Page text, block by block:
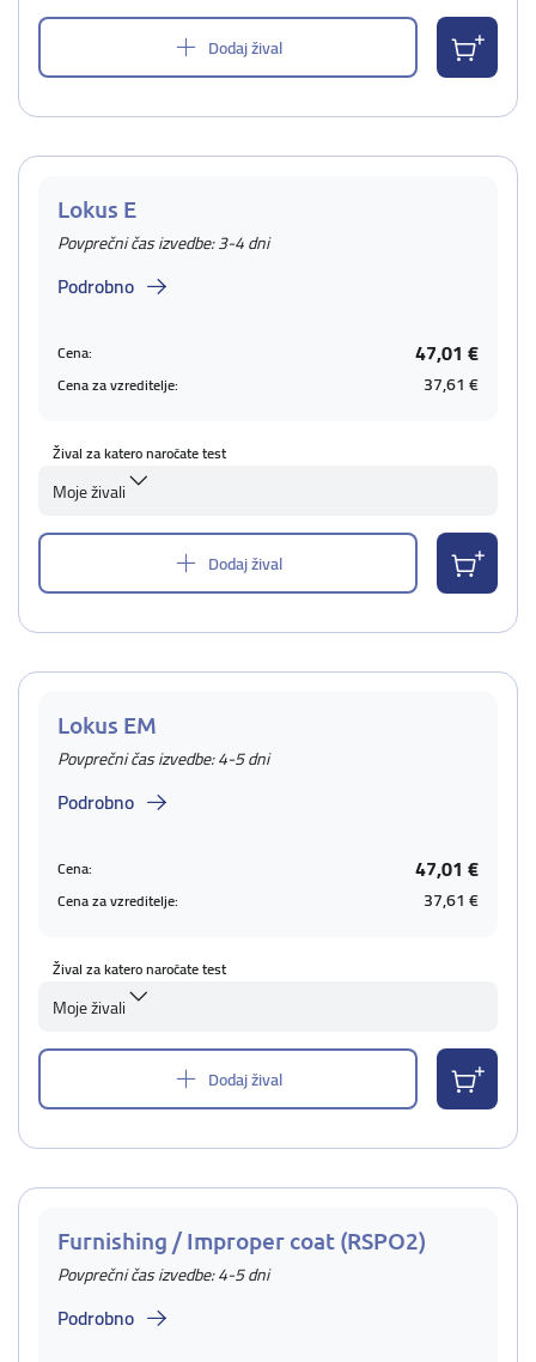
Dodaj žival
Lokus E
Povprečni čas izvedbe: 3-4 dni
Podrobno
Cena: 47,01 €
Cena za vzreditelje: 37,61 €
Žival za katero naročate test
Moje živali
Dodaj žival
Lokus EM
Povprečni čas izvedbe: 4-5 dni
Podrobno
Cena: 47,01 €
Cena za vzreditelje: 37,61 €
Žival za katero naročate test
Moje živali
Dodaj žival
Furnishing / Improper coat (RSPO2)
Povprečni čas izvedbe: 4-5 dni
Podrobno